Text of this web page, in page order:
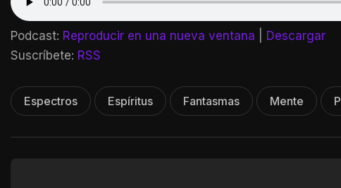
Podcast: Reproducir en una nueva ventana
Descargar
Suscríbete: RSS
Espectros Espíritus Fantasmas Mente